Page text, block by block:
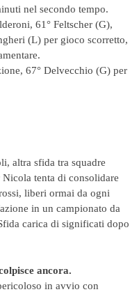
nel secondo tempo.
61° Feltscher (G),
(L) per gioco scorretto,
67° Delvecchio (G) per
altra sfida tra squadre
tenta di consolidare
liberi ormai da ogni
in un campionato da
carica di significati dopo
ancora.
in avvio con